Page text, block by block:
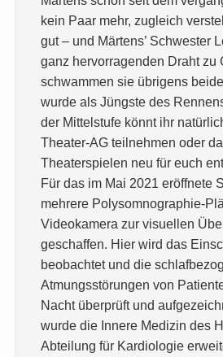
kein Paar mehr, zugleich
gut – und Märtens’ Schwester
ganz hervorragenden Draht zu
schwammen sie übrigens
wurde als Jüngste des
der Mittelstufe könnt ihr
Theater-AG teilnehmen oder
Theaterspielen neu für euch
Für das im Mai 2021 eröffnete
mehrere Polysomnographie-
Videokamera zur visuellen
geschaffen. Hier wird das
beobachtet und die
Atmungsstörungen von
Nacht überprüft und
wurde die Innere Medizin des
Abteilung für Kardiologie